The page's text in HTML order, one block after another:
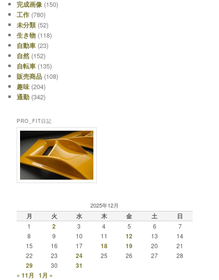
完成画像 (150)
工作 (780)
未分類(52)
生き物 (118)
自動車 (23)
自然 (152)
自転車 (135)
販売商品 (108)
趣味(204)
通勤 (342)
PRO_FIT日記
2025年12月
月 火 水 木 金 土 日
1 2 3 4 5 6
7
8
9 10 11 12 13
14
15
16 17 18 19 20
21
22
23 24 25 26 27 28
29 30
31
« 11月
1月 »